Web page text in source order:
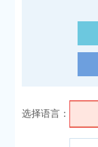
选择语言：